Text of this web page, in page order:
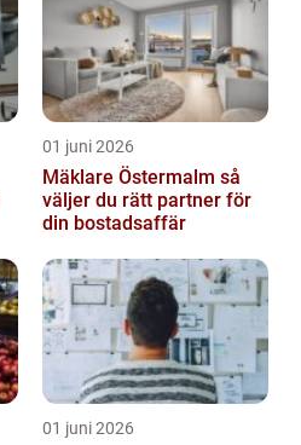
01 juni 2026
Mäklare Östermalm så
väljer du rätt partner för
din bostadsaffär
01 juni 2026